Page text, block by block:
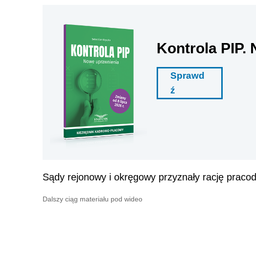
Kontrola PIP.
Sprawd
ź
Sądy rejonowy i okręgowy przyznały rację
Dalszy ciąg materiału pod wideo